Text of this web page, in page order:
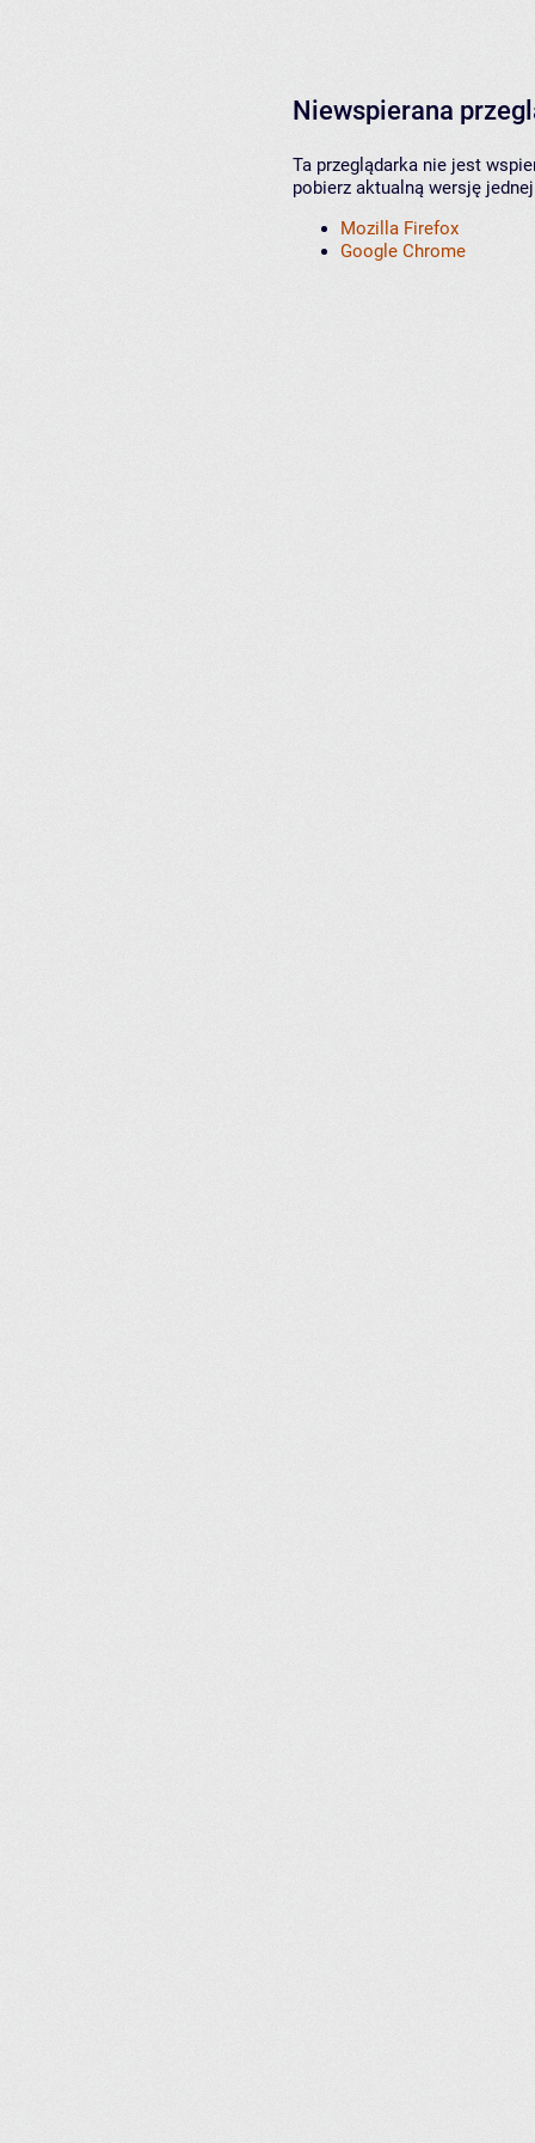
Niewspierana
Ta przeglądarka nie jest
pobierz aktualną wersję
Mozilla Firefox
Google Chrome